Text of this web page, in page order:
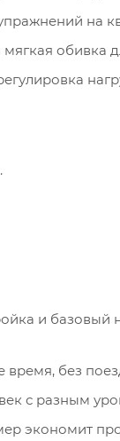
на
обивка
без
с разным
экономит